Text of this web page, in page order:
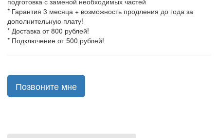
* Гарантия 3 месяца + возможность продления до года за
дополнительную плату!
* Доставка от 800 рублей!
* Подключение от 500 рублей!
Позвоните мне